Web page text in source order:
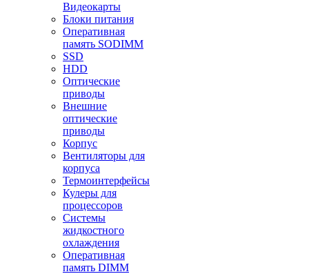
Видеокарты
Блоки питания
Оперативная
память SODIMM
SSD
HDD
Оптические
приводы
Внешние
оптические
приводы
Корпус
Вентиляторы для
корпуса
Термоинтерфейсы
Кулеры для
процессоров
Системы
жидкостного
охлаждения
Оперативная
память DIMM